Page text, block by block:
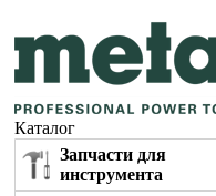
Каталог
Запчасти для
инструмента